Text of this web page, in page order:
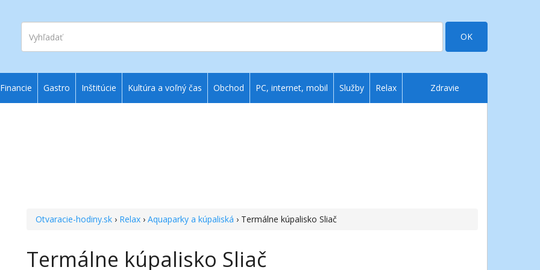
Vyhľadať
OK
Otvaracie-hodiny.sk › Relax ›Aquaparky a kúpaliská › Termálne kúpalisko Sliač
Termálne kúpalisko Sliač
Financie Gastro Inštitúcie Kultúra a voľný čas Obchod PC, internet, mobil Služby Relax Zdravie